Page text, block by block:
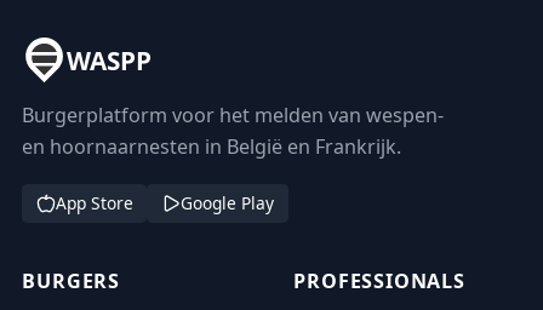
WASPP
Burgerplatform voor het melden van wespen-
en hoornaarnesten in België en Frankrijk.
App Store Google Play
BURGERS
PROFESSIONALS